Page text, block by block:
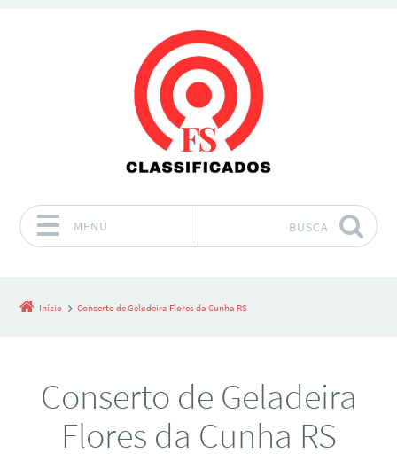
MENU BUSCA
Início Conserto de Geladeira Flores da Cunha RS
Conserto de Geladeira
Flores da Cunha RS